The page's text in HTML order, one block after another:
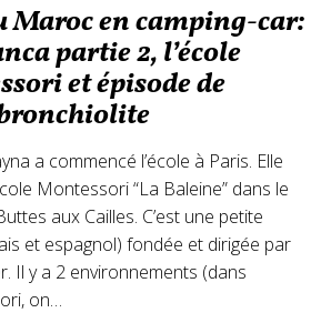
Maroc en camping-car:
partie 2, l’école
et épisode de
a commencé l’école à Paris. Elle
Montessori “La Baleine” dans le
aux Cailles. C’est une petite
et espagnol) fondée et dirigée par
Il y a 2 environnements (dans
on…